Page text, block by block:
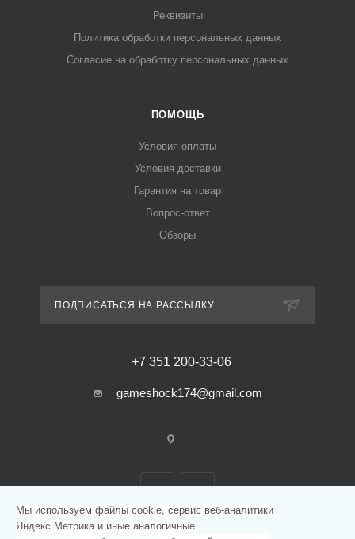
Реквизиты
Политика обработки персональных данных
Согласие на обработку персональных данных
ПОМОЩЬ
Условия оплаты
Условия доставки
Гарантия на товар
Вопрос-ответ
Обзоры
ПОДПИСАТЬСЯ НА РАССЫЛКУ
+7 351 200-33-06
gameshock174@gmail.com
Мы используем файлы cookie, сервис веб-аналитики
Яндекс.Метрика и иные аналогичные